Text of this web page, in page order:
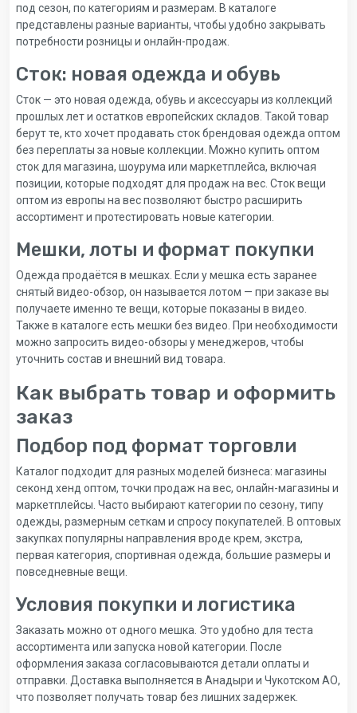
под сезон, по категориям и размерам. В каталоге
представлены разные варианты, чтобы удобно закрывать
потребности розницы и онлайн-продаж.
Сток: новая одежда и обувь
Сток — это новая одежда, обувь и аксессуары из коллекций
прошлых лет и остатков европейских складов. Такой товар
берут те, кто хочет продавать сток брендовая одежда оптом
без переплаты за новые коллекции. Можно купить оптом
сток для магазина, шоурума или маркетплейса, включая
позиции, которые подходят для продаж на вес. Сток вещи
оптом из европы на вес позволяют быстро расширить
ассортимент и протестировать новые категории.
Мешки, лоты и формат покупки
Одежда продаётся в мешках. Если у мешка есть заранее
снятый видео-обзор, он называется лотом — при заказе вы
получаете именно те вещи, которые показаны в видео.
Также в каталоге есть мешки без видео. При необходимости
можно запросить видео-обзоры у менеджеров, чтобы
уточнить состав и внешний вид товара.
Как выбрать товар и оформить
заказ
Подбор под формат торговли
Каталог подходит для разных моделей бизнеса: магазины
секонд хенд оптом, точки продаж на вес, онлайн-магазины и
маркетплейсы. Часто выбирают категории по сезону, типу
одежды, размерным сеткам и спросу покупателей. В оптовых
закупках популярны направления вроде крем, экстра,
первая категория, спортивная одежда, большие размеры и
повседневные вещи.
Условия покупки и логистика
Заказать можно от одного мешка. Это удобно для теста
ассортимента или запуска новой категории. После
оформления заказа согласовываются детали оплаты и
отправки. Доставка выполняется в Анадыри и Чукотском АО,
что позволяет получать товар без лишних задержек.